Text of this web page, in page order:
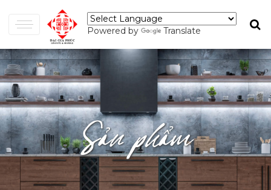
Powered by Translate
Sản phẩm